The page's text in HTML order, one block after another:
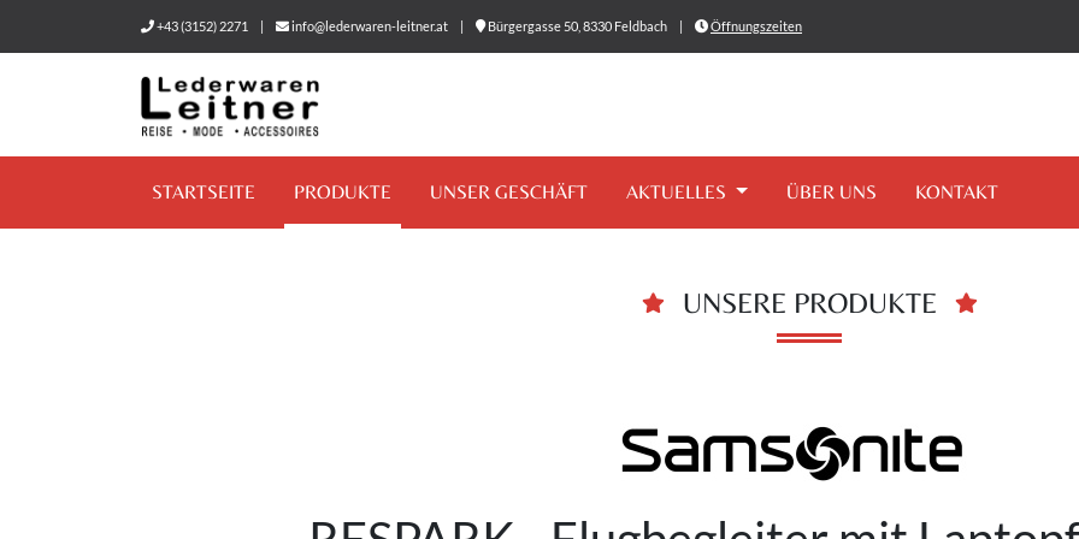
+43 (3152) 2271 | info@lederwaren-leitner.at | Bürgergasse 50, 8330 Feldbach | Öffnungszeiten
STARTSEITE PRODUKTE UNSER GESCHÄFT AKTUELLES ÜBER UNS KONTAKT
UNSERE PRODUKTE